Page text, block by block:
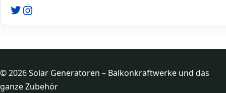
Twitter
Instagram
© 2026 Solar Generatoren – Balkonkraftwerke und das
ganze Zubehör